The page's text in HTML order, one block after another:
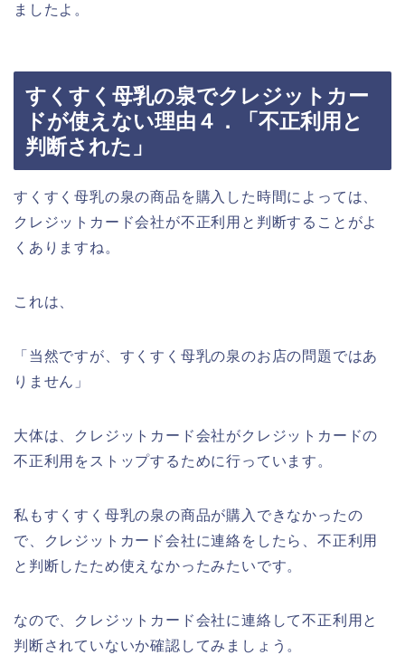
ましたよ。
すくすく母乳の泉でクレジットカー
ドが使えない理由４．「不正利用と
判断された」
すくすく母乳の泉の商品を購入した時間によっては、
クレジットカード会社が不正利用と判断することがよ
くありますね。
これは、
「当然ですが、すくすく母乳の泉のお店の問題ではあ
りません」
大体は、クレジットカード会社がクレジットカードの
不正利用をストップするために行っています。
私もすくすく母乳の泉の商品が購入できなかったの
で、クレジットカード会社に連絡をしたら、不正利用
と判断したため使えなかったみたいです。
なので、クレジットカード会社に連絡して不正利用と
判断されていないか確認してみましょう。